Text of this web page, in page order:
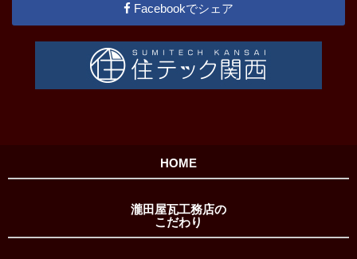
Facebookでシェア
HOME
瀧田屋瓦工務店の
こだわり